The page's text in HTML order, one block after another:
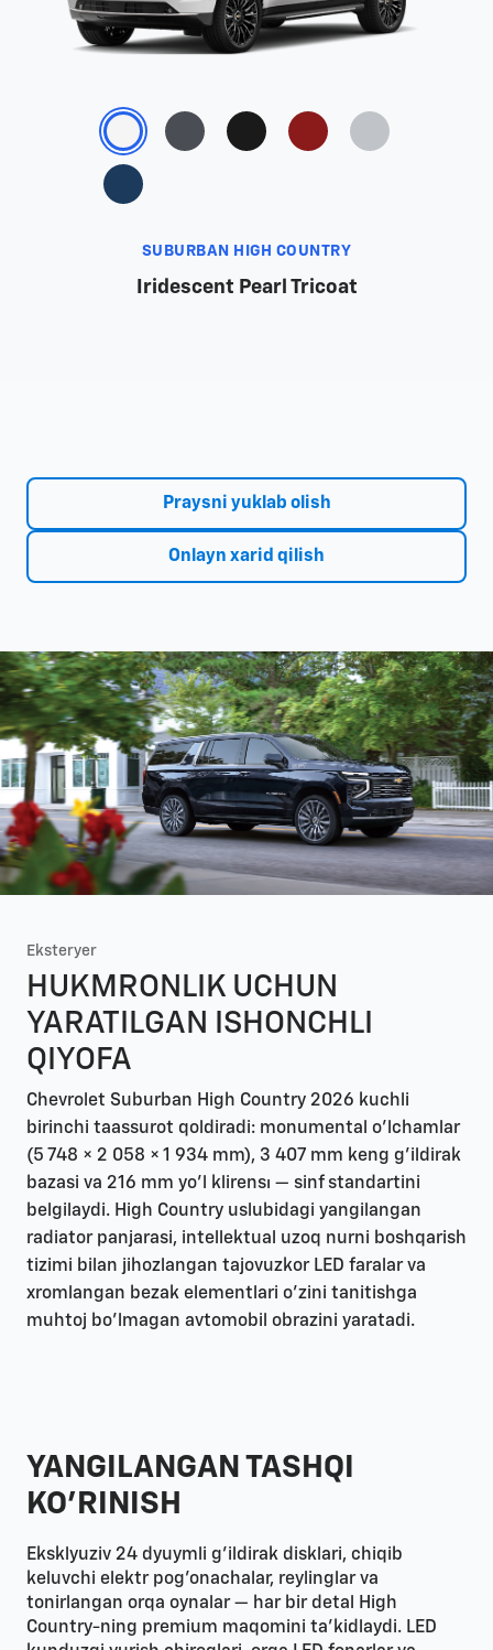
SUBURBAN HIGH COUNTRY
Iridescent Pearl Tricoat
Praysni yuklab olish
Onlayn xarid qilish
Eksteryer
HUKMRONLIK UCHUN
YARATILGAN ISHONCHLI
QIYOFA
Chevrolet Suburban High Country 2026 kuchli
birinchi taassurot qoldiradi: monumental o'lchamlar
(5 748 × 2 058 × 1 934 mm), 3 407 mm keng g'ildirak
bazasi va 216 mm yo'l klirensı — sinf standartini
belgilaydi. High Country uslubidagi yangilangan
radiator panjarasi, intellektual uzoq nurni boshqarish
tizimi bilan jihozlangan tajovuzkor LED faralar va
xromlangan bezak elementlari o'zini tanitishga
muhtoj bo'lmagan avtomobil obrazini yaratadi.
YANGILANGAN TASHQI
KO'RINISH
Eksklyuziv 24 dyuymli g'ildirak disklari, chiqib
keluvchi elektr pog'onachalar, reylinglar va
tonirlangan orqa oynalar — har bir detal High
Country-ning premium maqomini ta'kidlaydi. LED